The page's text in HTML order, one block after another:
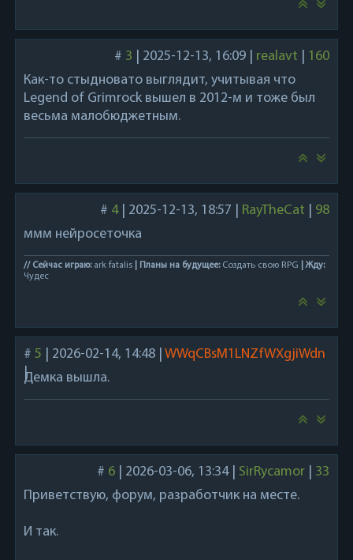
# 3 2025-12-13, 16:09 realavt
160
Как-то стыдновато выглядит, учитывая что
Legend of Grimrock вышел в 2012-м и тоже был
весьма малобюджетным.
# 4| 2025-12-13, 18:57 RayTheCat
98
ммм нейросеточка
// Сейчас играю:ark fatalis | Планы на будущее:Создать свою RPG
| Жду:
Чудес
# 5 2026-02-14, 14:48
WWqCBsM1LNZfWXgjiWdn
|
Демка вышла.
# 6| 2026-03-06, 13:34 SirRycamor| 33
Приветствую, форум, разработчик на месте.
И так.